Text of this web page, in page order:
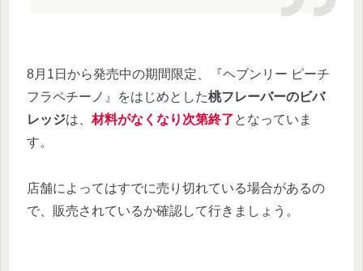
8月1日から発売中の期間限定、『ヘブンリー ピーチ
フラペチーノ』をはじめとした桃フレーバーのビバ
レッジは、材料がなくなり次第終了 となっていま
す。
店舗によってはすでに売り切れている場合があるの
で、販売されているか確認して行きましょう。